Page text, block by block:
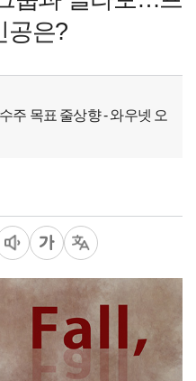
공은?
주 목표 줄상향 - 와우넷 오